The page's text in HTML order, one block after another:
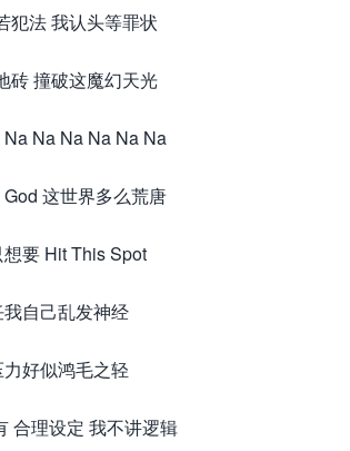
犯法 我认头等罪状
砖 撞破这魔幻天光
Na Na Na Na Na Na
God 这世界多么荒唐
要 Hit This Spot
我自己乱发神经
力好似鸿毛之轻
合理设定 我不讲逻辑